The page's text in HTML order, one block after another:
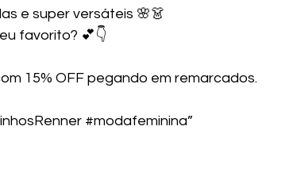
e super versáteis 🌸👗
favorito? 💕👇
15% OFF pegando em remarcados.
#modafeminina”